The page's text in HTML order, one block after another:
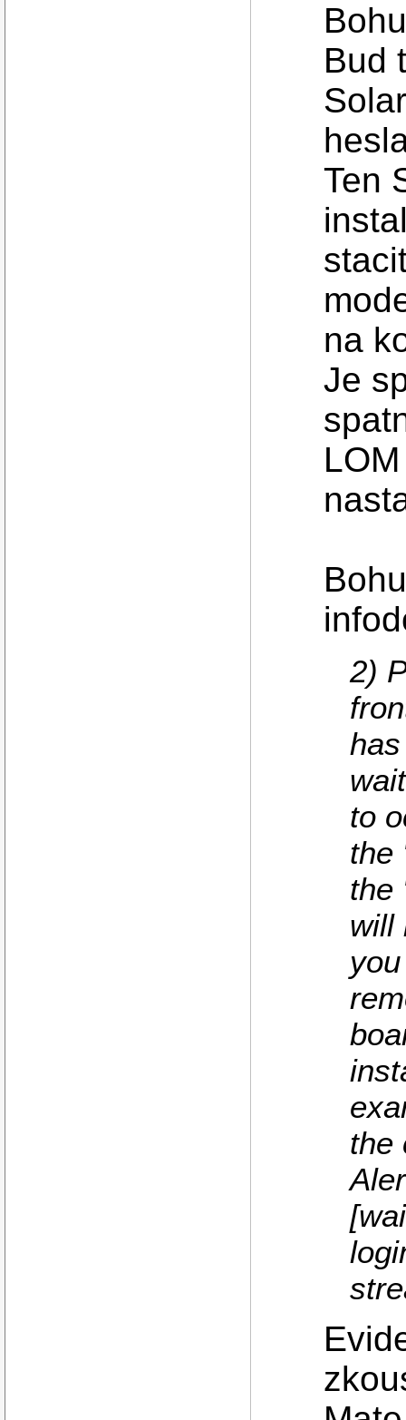
Bud
Ten
na
Je
2)
to
the
the
will
the